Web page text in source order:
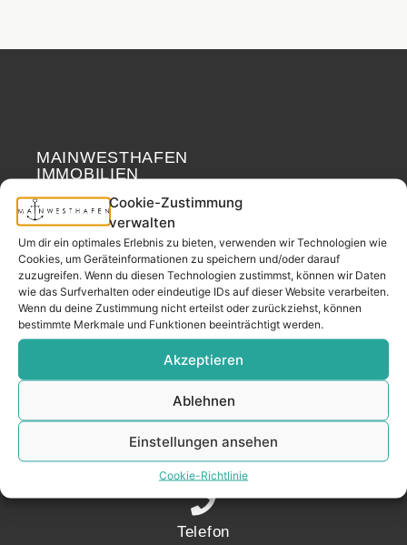
Cookie-Zustimmung
verwalten
Um dir ein optimales Erlebnis zu bieten, verwenden wir Technologien wie
Cookies, um Geräteinformationen zu speichern und/oder darauf
zuzugreifen. Wenn du diesen Technologien zustimmst, können wir Daten
wie das Surfverhalten oder eindeutige IDs auf dieser Website verarbeiten.
Wenn du deine Zustimmung nicht erteilst oder zurückziehst, können
bestimmte Merkmale und Funktionen beeinträchtigt werden.
Akzeptieren
Ablehnen
Einstellungen ansehen
Cookie-Richtlinie
MAINWESTHAFEN
IMMOBILIEN
Ihr Immobilienpartner
aus der
Nachbarschaft.
– seit 2017.
Adresse
Mainwesthafen Immobilien Speicherstraße 5
60327 Frankfurt
Telefon